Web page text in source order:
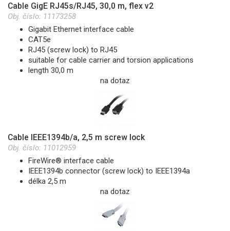
Cable GigE RJ45s/RJ45, 30,0 m, flex v2
Obj. číslo: 11173258
Gigabit Ethernet interface cable
CAT5e
RJ45 (screw lock) to RJ45
suitable for cable carrier and torsion applications
length 30,0 m
na dotaz
Cable IEEE1394b/a, 2,5 m screw lock
Obj. číslo: 11012959
FireWire® interface cable
IEEE1394b connector (screw lock) to IEEE1394a
délka 2,5 m
na dotaz